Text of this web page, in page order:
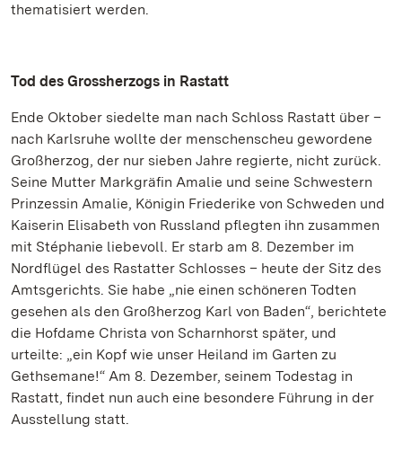
thematisiert werden.
Tod des Grossherzogs in Rastatt
Ende Oktober siedelte man nach Schloss Rastatt über –
nach Karlsruhe wollte der menschenscheu gewordene
Großherzog, der nur sieben Jahre regierte, nicht zurück.
Seine Mutter Markgräfin Amalie und seine Schwestern
Prinzessin Amalie, Königin Friederike von Schweden und
Kaiserin Elisabeth von Russland pflegten ihn zusammen
mit Stéphanie liebevoll. Er starb am 8. Dezember im
Nordflügel des Rastatter Schlosses – heute der Sitz des
Amtsgerichts. Sie habe „nie einen schöneren Todten
gesehen als den Großherzog Karl von Baden“, berichtete
die Hofdame Christa von Scharnhorst später, und
urteilte: „ein Kopf wie unser Heiland im Garten zu
Gethsemane!“ Am 8. Dezember, seinem Todestag in
Rastatt, findet nun auch eine besondere Führung in der
Ausstellung statt.